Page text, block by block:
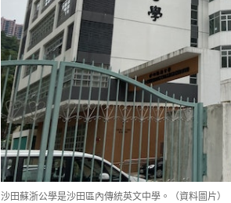
沙田蘇浙公學是沙田區內傳統英文中學。（資料圖片）